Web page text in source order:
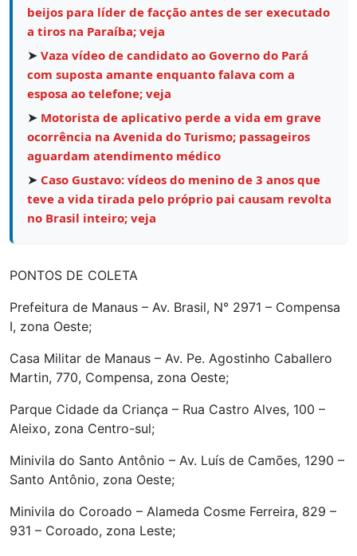
beijos para líder de facção antes de ser executado
a tiros na Paraíba; veja
➤ Vaza vídeo de candidato ao Governo do Pará
com suposta amante enquanto falava com a
esposa ao telefone; veja
➤ Motorista de aplicativo perde a vida em grave
ocorrência na Avenida do Turismo; passageiros
aguardam atendimento médico
➤ Caso Gustavo: vídeos do menino de 3 anos que
teve a vida tirada pelo próprio pai causam revolta
no Brasil inteiro; veja
PONTOS DE COLETA
Prefeitura de Manaus – Av. Brasil, N° 2971 – Compensa
I, zona Oeste;
Casa Militar de Manaus – Av. Pe. Agostinho Caballero
Martin, 770, Compensa, zona Oeste;
Parque Cidade da Criança – Rua Castro Alves, 100 –
Aleixo, zona Centro-sul;
Minivila do Santo Antônio – Av. Luís de Camões, 1290 –
Santo Antônio, zona Oeste;
Minivila do Coroado – Alameda Cosme Ferreira, 829 –
931 – Coroado, zona Leste;